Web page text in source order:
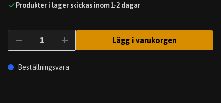
Produkter i lager skickas inom 1-2 dagar
Lägg i varukorgen
Beställningsvara